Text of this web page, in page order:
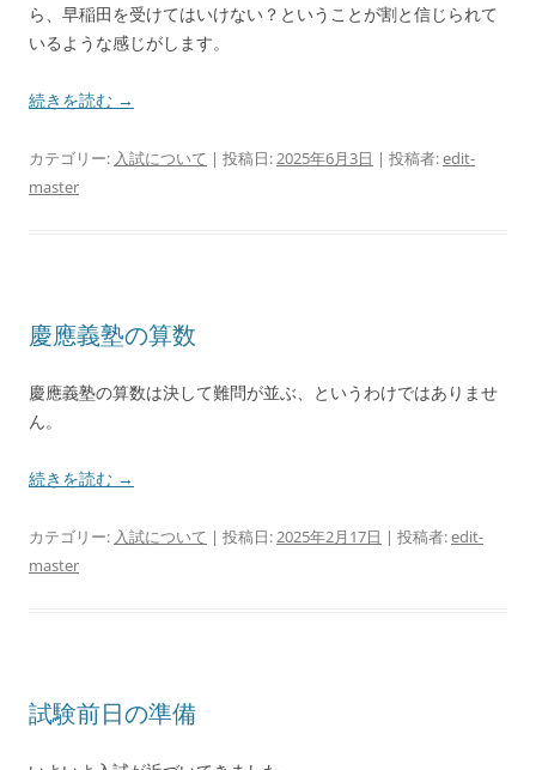
ら、早稲田を受けてはいけない？ということが割と信じられて
いるような感じがします。
続きを読む →
カテゴリー: 入試について | 投稿日:2025年6月3日 | 投稿者:edit-
master
慶應義塾の算数
慶應義塾の算数は決して難問が並ぶ、というわけではありませ
ん。
続きを読む →
カテゴリー: 入試について | 投稿日:2025年2月17日 | 投稿者:edit-
master
試験前日の準備